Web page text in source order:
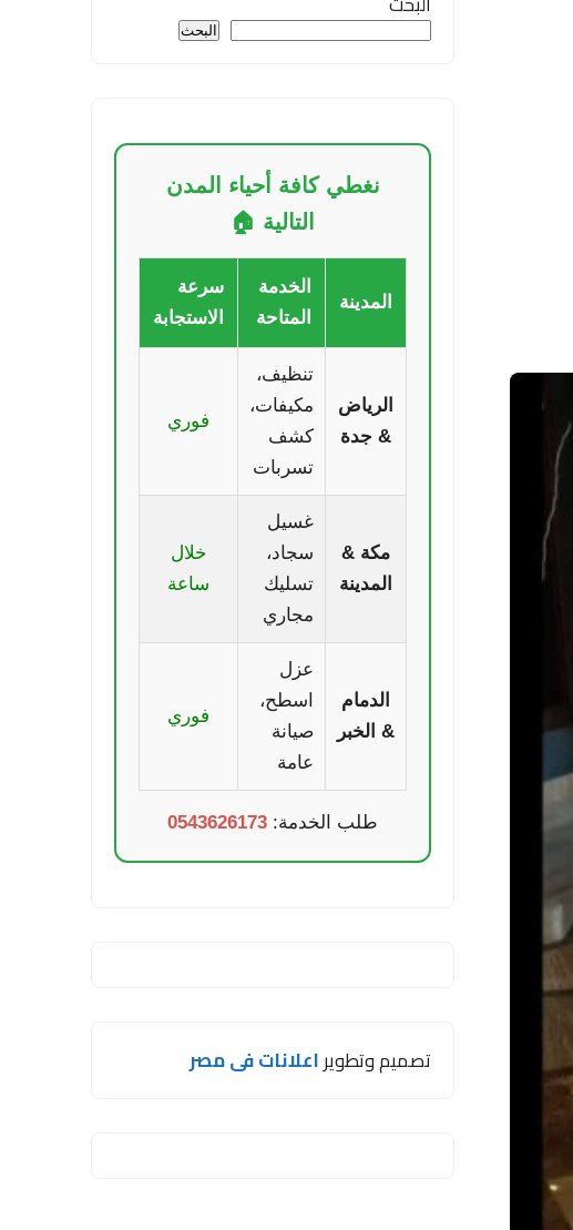
البحث
نغطي كافة أحياء المدن
التالية 🏠
المدينة
الخدمة
المتاحة
سرعة
الاستجابة
الرياض
& جدة
تنظيف،
مكيفات،
كشف
تسربات
فوري
مكة &
المدينة
غسيل
سجاد،
تسليك
مجاري
خلال
ساعة
الدمام
& الخبر
عزل
اسطح،
صيانة
عامة
فوري
طلب الخدمة: 0543626173
تصميم وتطويراعلانات فى مصر